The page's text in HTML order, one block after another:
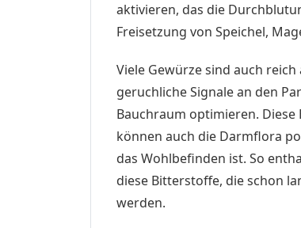
aktivieren, das die
Freisetzung von Speichel,
Viele Gewürze sind auch
geruchliche Signale an den
Bauchraum optimieren.
können auch die Darmflora
das Wohlbefinden ist. So
diese Bitterstoffe, die schon
werden.